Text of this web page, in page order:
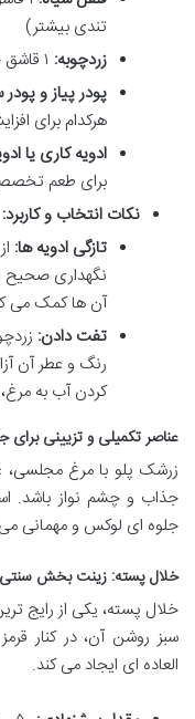
تندی بیشتر)
زردچوبه:
پودر پیاز و پودر
هرکدام برای
ادویه کاری یا
برای طعم
نکات انتخاب و کاربرد:
تازگی ادویه ها:
نگهداری صحیح
آن ها کمک می
تفت دادن:
رنگ و عطر آن
کردن آب به
عناصر تکمیلی و تزیینی
زرشک پلو با مرغ مجلسی،
جذاب و چشم نواز باشد.
جلوه ای لوکس و مهمانی
خلال پسته: زینت بخش سنتی
خلال پسته، یکی از رایج
سبز روشن آن، در کنار
العاده ای ایجاد می کند.